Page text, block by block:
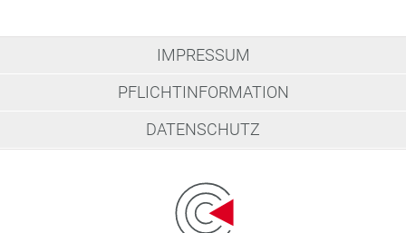
IMPRESSUM
PFLICHTINFORMATION
DATENSCHUTZ